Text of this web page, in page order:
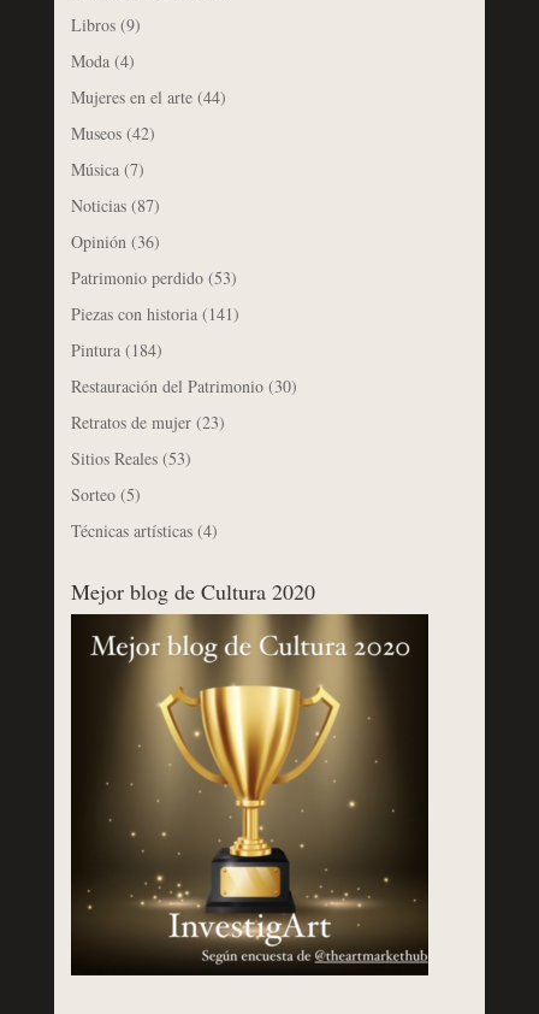
Libros(9)
Moda(4)
Mujeres en el arte(44)
Museos(42)
Música(7)
Noticias(87)
Opinión(36)
Patrimonio perdido(53)
Piezas con historia(141)
Pintura(184)
Restauración del Patrimonio(30)
Retratos de mujer(23)
Sitios Reales(53)
Sorteo(5)
Técnicas artísticas(4)
Mejor blog de Cultura 2020